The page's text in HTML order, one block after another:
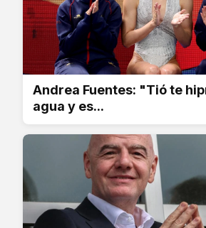
Andrea Fuentes: "Tió te
agua y es...